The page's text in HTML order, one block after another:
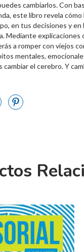
cambiarlos. Con
este libro revela
en tus decisiones y en
Mediante explicaciones
a romper con viejos
mentales,
cambiar el cerebro. Y